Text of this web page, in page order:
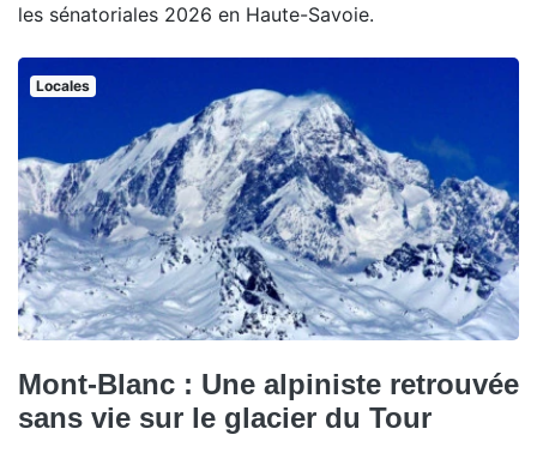
les sénatoriales 2026 en Haute-Savoie.
Locales
Mont-Blanc : Une alpiniste retrouvée
sans vie sur le glacier du Tour